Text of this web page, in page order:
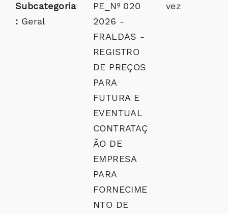
Subcategoria
: Geral
PE_Nº 020
2026 -
FRALDAS -
REGISTRO
DE PREÇOS
PARA
FUTURA E
EVENTUAL
CONTRATAÇ
ÃO DE
EMPRESA
PARA
FORNECIME
NTO DE
vez